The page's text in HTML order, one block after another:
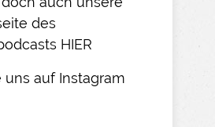
des
HIER
auf Instagram